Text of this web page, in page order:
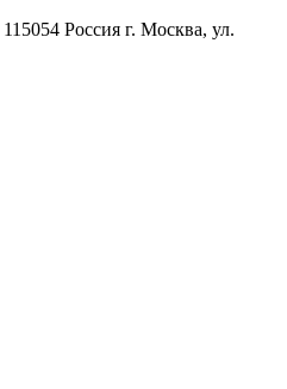
115054 Россия г. Москва, ул.